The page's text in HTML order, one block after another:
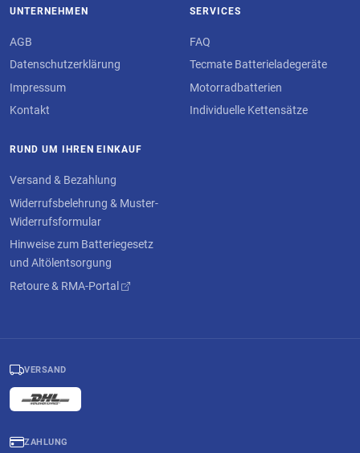
UNTERNEHMEN
AGB
Datenschutzerklärung
Impressum
Kontakt
SERVICES
FAQ
Tecmate Batterieladegeräte
Motorradbatterien
Individuelle Kettensätze
RUND UM IHREN EINKAUF
Versand & Bezahlung
Widerrufsbelehrung & Muster-
Widerrufsformular
Hinweise zum Batteriegesetz
und Altölentsorgung
Retoure & RMA-Portal
VERSAND
ZAHLUNG